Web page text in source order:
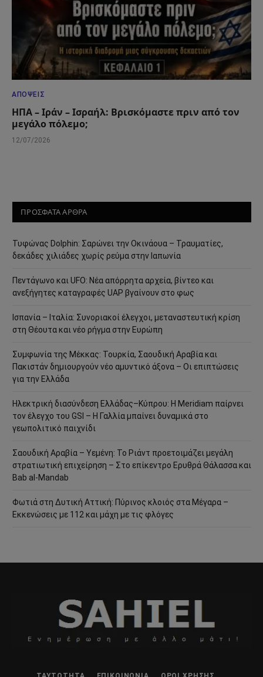
ΑΠΌΨΕΙΣ
ΗΠΑ – Ιράν – Ισραήλ: Βρισκόμαστε πριν από τον
μεγάλο πόλεμο;
12/07/2026
ΠΡΟΣΦΑΤΑ ΑΡΘΡΑ
Τυφώνας Dolphin: Σαρώνει την Οκινάουα – Τραυματίες,
δεκάδες χιλιάδες χωρίς ρεύμα στην Ιαπωνία
Πεντάγωνο και UFO: Νέα απόρρητα αρχεία, βίντεο και
ανεξήγητες καταγραφές UAP βγαίνουν στο φως
Ισπανία – Ιταλία: Συνοριακοί έλεγχοι, μεταναστευτική κρίση
στη Θέουτα και νέο ρήγμα στην Ευρώπη
Συμφωνία της Μέκκας: Τουρκία, Σαουδική Αραβία και
Πακιστάν δημιουργούν νέο αμυντικό άξονα – Οι επιπτώσεις
για την Ελλάδα
Ηλεκτρική διασύνδεση Ελλάδας–Κύπρου: Η Meridiam παίρνει
τον έλεγχο του GSI – Η Γαλλία μπαίνει δυναμικά στο
γεωπολιτικό παιχνίδι
Σαουδική Αραβία – Υεμένη: Το Ριάντ προετοιμάζει μεγάλη
στρατιωτική επιχείρηση – Στο επίκεντρο Ερυθρά Θάλασσα και
Bab al-Mandab
Φωτιά στη Δυτική Αττική: Πύρινος κλοιός στα Μέγαρα –
Εκκενώσεις με 112 και μάχη με τις φλόγες